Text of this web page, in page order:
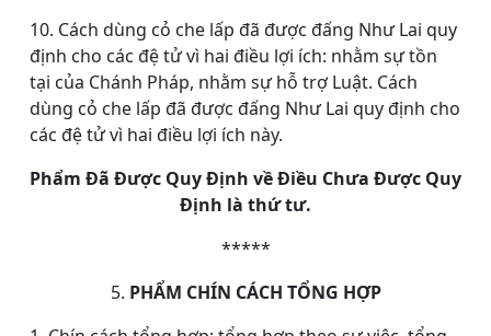
10. Cách dùng cỏ che lấp đã được đấng Như Lai quy
định cho các đệ tử vì hai điều lợi ích: nhằm sự tồn
tại của Chánh Pháp, nhằm sự hỗ trợ Luật. Cách
dùng cỏ che lấp đã được đấng Như Lai quy định cho
các đệ tử vì hai điều lợi ích này.
Phẩm Đã Được Quy Định về Điều Chưa Được Quy
Định là thứ tư.
*****
5. PHẨM CHÍN CÁCH TỔNG HỢP